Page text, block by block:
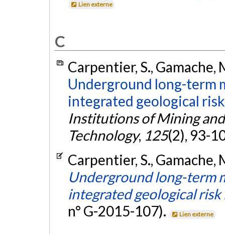
Lien externe
C
Carpentier, S.,
Underground long-term
integrated geological
Institutions of Mining
Technology, 125(2), 93-
Carpentier, S.,
Underground long-term
integrated geological
n° G-2015-107).
Lien externe